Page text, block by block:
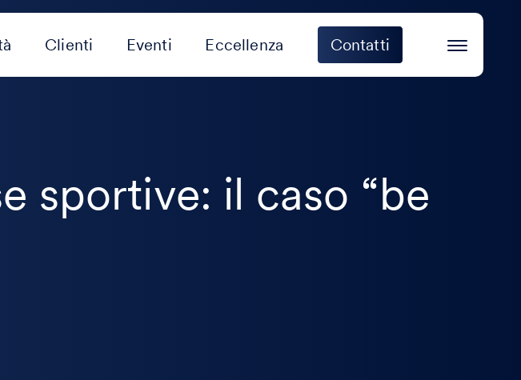
Clienti Eventi Eccellenza Contatti
sportive: il caso “be